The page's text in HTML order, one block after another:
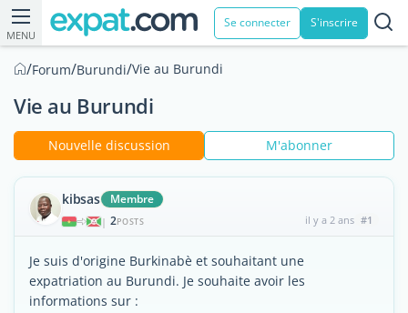
MENU
Se connecter S'inscrire
/Forum/Burundi/Vie au Burundi
Vie au Burundi
Nouvelle discussion M'abonner
kibsas Membre
| 2POSTS il y a 2 ans #1
Je suis d'origine Burkinabè et souhaitant une
expatriation au Burundi. Je souhaite avoir les
informations sur :